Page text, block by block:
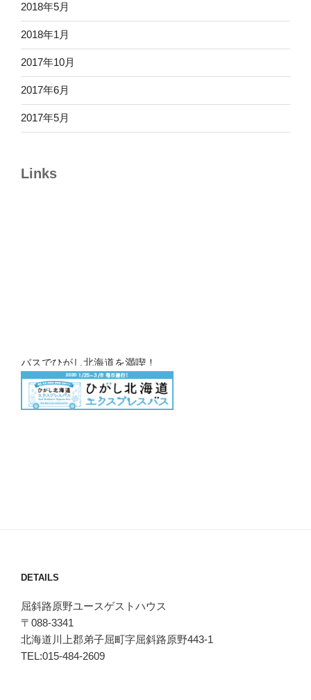
2018年5月
2018年1月
2017年10月
2017年6月
2017年5月
Links
バスでひがし北海道を満喫！
DETAILS
屈斜路原野ユースゲストハウス
〒088-3341
北海道川上郡弟子屈町字屈斜路原野443-1
TEL:015-484-2609